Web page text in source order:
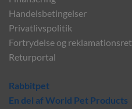
Handelsbetingelser
Privatlivspolitik
Fortrydelse og reklamationsret
Returportal
Rabbitpet
En del af World Pet Products